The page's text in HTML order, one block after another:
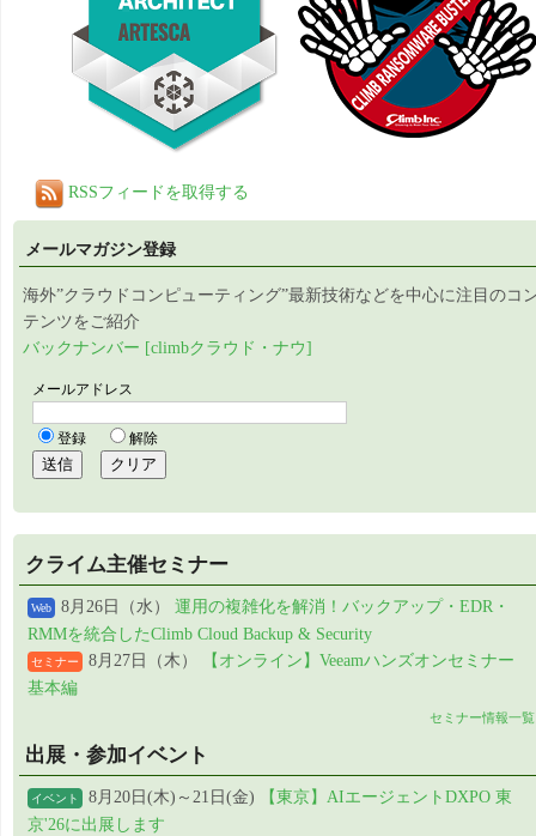
RSSフィードを取得する
メールマガジン登録
海外”クラウドコンピューティング”最新技術などを中心に注目のコ
テンツをご紹介
バックナンバー [climbクラウド・ナウ]
クライム主催セミナー
Web 8月26日（水） 運用の複雑化を解消！バックアップ・EDR・
RMMを統合したClimb Cloud Backup & Security
セミナー 8月27日（木）
【オンライン】Veeamハンズオンセミナー
基本編
セミナー情報一覧
出展・参加イベント
イベント 8月20日(木)～21日(金)
【東京】AIエージェントDXPO 東
京'26に出展します